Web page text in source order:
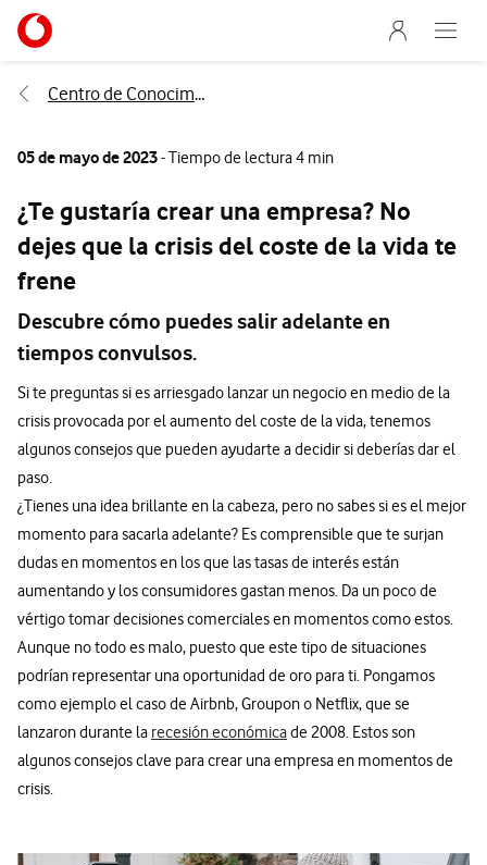
Ir a la pagina principal de vodafone.es
Menu
Abre
Centro de Conocimiento
05 de mayo de 2023- Tiempo de lectura 4 min
¿Te gustaría crear una empresa? No
dejes que la crisis del coste de la vida te
frene
Descubre cómo puedes salir adelante en
tiempos convulsos.
Si te preguntas si es arriesgado lanzar un negocio en medio de la
crisis provocada por el aumento del coste de la vida, tenemos
algunos consejos que pueden ayudarte a decidir si deberías dar el
paso.
¿Tienes una idea brillante en la cabeza, pero no sabes si es el mejor
momento para sacarla adelante? Es comprensible que te surjan
dudas en momentos en los que las tasas de interés están
aumentando y los consumidores gastan menos. Da un poco de
vértigo tomar decisiones comerciales en momentos como estos.
Aunque no todo es malo, puesto que este tipo de situaciones
podrían representar una oportunidad de oro para ti. Pongamos
como ejemplo el caso de Airbnb, Groupon o Netflix, que se
lanzaron durante la recesión económicade 2008. Estos son
algunos consejos clave para crear una empresa en momentos de
crisis.